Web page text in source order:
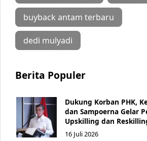
buyback antam terbaru
dedi mulyadi
Berita Populer
Dukung Korban PHK,
dan Sampoerna Gelar
Upskilling dan
16 Juli 2026